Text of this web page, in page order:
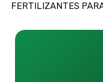
FERTILIZANTES